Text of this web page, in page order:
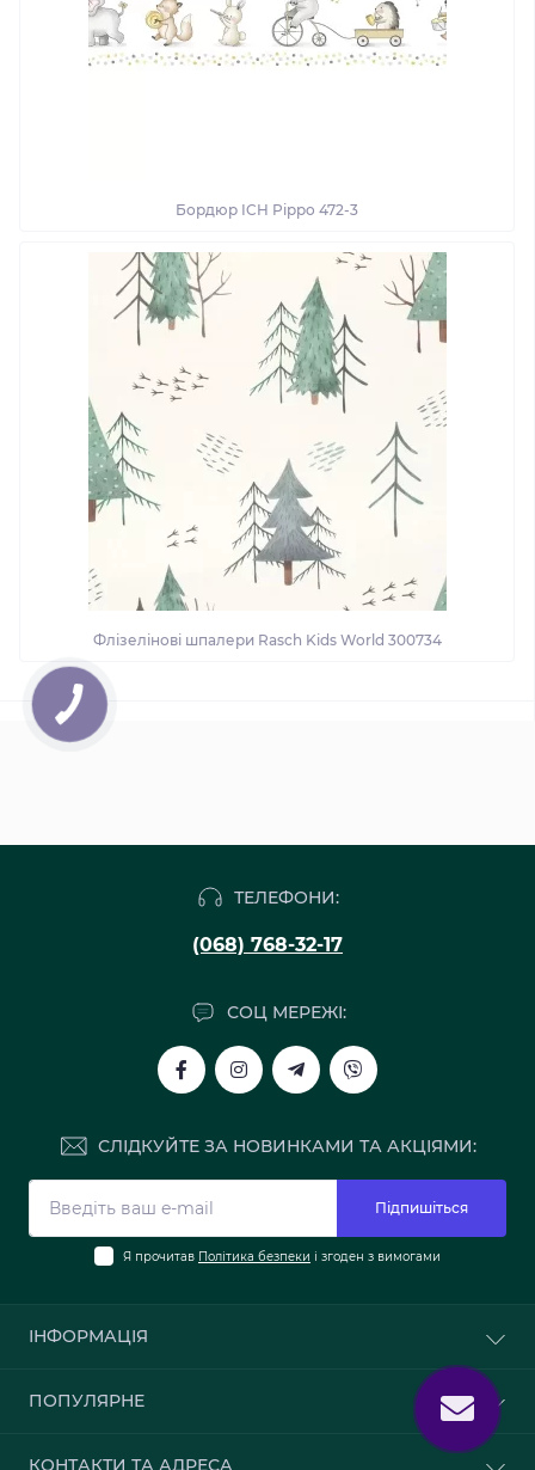
Бордюр ICH Pippo 472-3
Флізелінові шпалери Rasch Kids World 300734
ТЕЛЕФОНИ:
(068) 768-32-17
СОЦ МЕРЕЖІ:
СЛІДКУЙТЕ ЗА НОВИНКАМИ ТА АКЦІЯМИ:
Підпишіться
Я прочитав Політика безпеки і згоден з вимогами
ІНФОРМАЦІЯ
Доставка та оплата
ПОПУЛЯРНЕ
КОНТАКТИ ТА АДРЕСА